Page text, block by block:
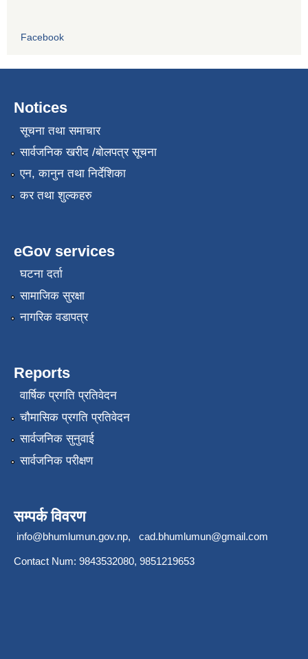
Facebook
Notices
सूचना तथा समाचार
सार्वजनिक खरीद /बोलपत्र सूचना
एन, कानुन तथा निर्देशिका
कर तथा शुल्कहरु
eGov services
घटना दर्ता
सामाजिक सुरक्षा
नागरिक वडापत्र
Reports
वार्षिक प्रगति प्रतिवेदन
चौमासिक प्रगति प्रतिवेदन
सार्वजनिक सुनुवाई
सार्वजनिक परीक्षण
सम्पर्क विवरण
info@bhumlumun.gov.np, cad.bhumlumun@gmail.com
Contact Num: 9843532080, 9851219653